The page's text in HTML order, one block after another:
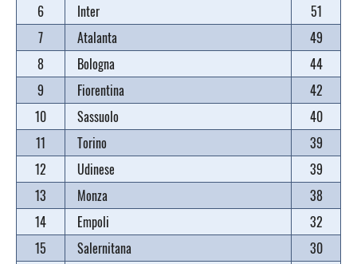
6
Inter
51
7
Atalanta
49
8
Bologna
44
9
Fiorentina
42
10
Sassuolo
40
11
Torino
39
12
Udinese
39
13
Monza
38
14
Empoli
32
15
Salernitana
30